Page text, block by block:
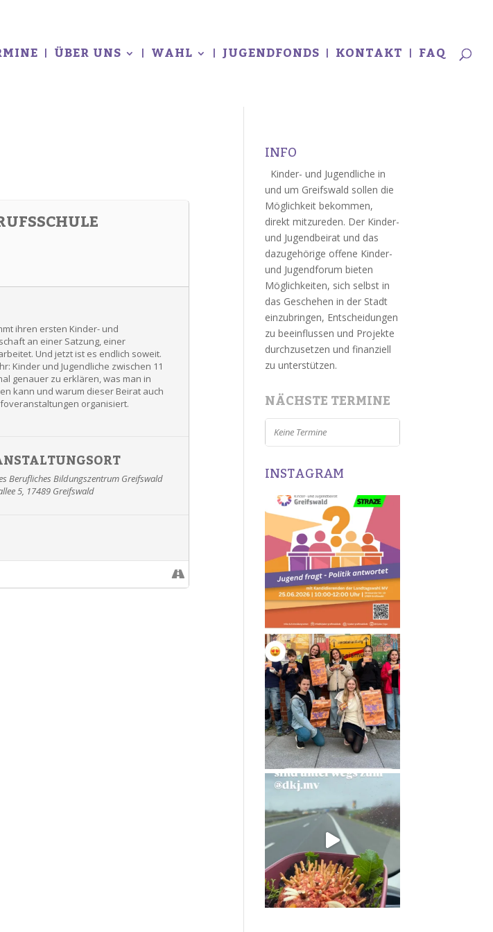
ÜBER UNS WAHL JUGENDFONDS KONTAKT FAQ
ihren ersten Kinder- und
an einer Satzung, einer
Und jetzt ist es endlich soweit.
Kinder und Jugendliche zwischen 11
genauer zu erklären, was man in
kann und warum dieser Beirat auch
organisiert.
Berufliches Bildungszentrum Greifswald
5, 17489 Greifswald
INFO
Kinder- und Jugendliche in
und um Greifswald sollen die
Möglichkeit bekommen,
direkt mitzureden. Der Kinder-
und Jugendbeirat und das
dazugehörige offene Kinder-
und Jugendforum bieten
Möglichkeiten, sich selbst in
das Geschehen in der Stadt
einzubringen, Entscheidungen
zu beeinflussen und Projekte
durchzusetzen und finanziell
zu unterstützen.
NÄCHSTE TERMINE
Keine Termine
INSTAGRAM